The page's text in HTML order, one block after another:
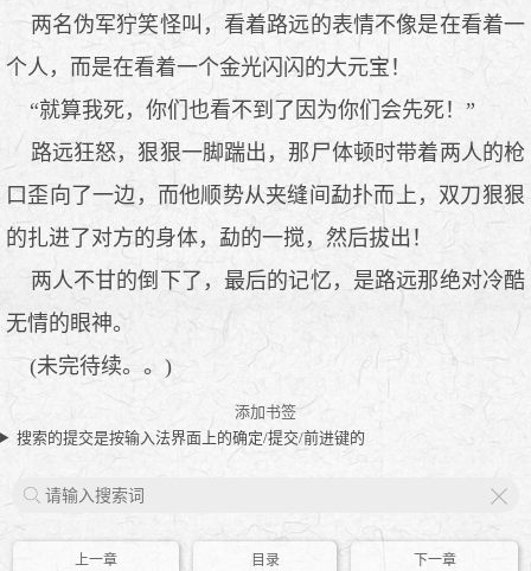
两名伪军狞笑怪叫，看着路远的表情不像是在看着一
个人，而是在看着一个金光闪闪的大元宝！
“就算我死，你们也看不到了因为你们会先死！”
路远狂怒，狠狠一脚踹出，那尸体顿时带着两人的枪
口歪向了一边，而他顺势从夹缝间勐扑而上，双刀狠狠
的扎进了对方的身体，勐的一搅，然后拔出！
两人不甘的倒下了，最后的记忆，是路远那绝对冷酷
无情的眼神。
(未完待续。。)
添加书签
搜索的提交是按输入法界面上的确定/提交/前进键的
上一章 目录 下一章